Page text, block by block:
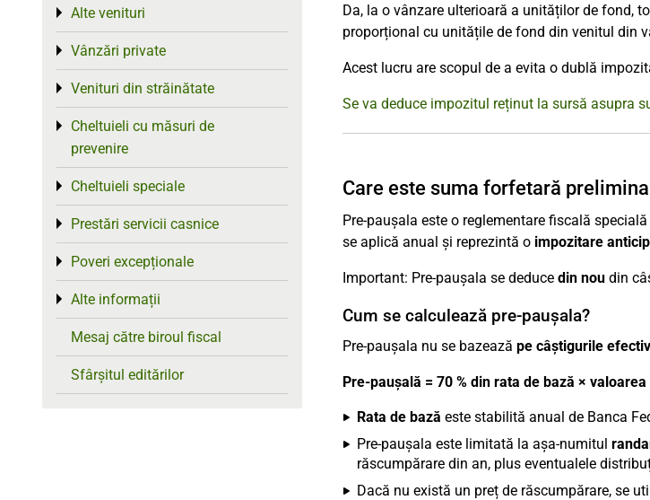
Da, la o vânzare ulterioară a unităților de fond,
proporțional cu unitățile de fond din venitul din
Acest lucru are scopul de a evita o dublă
Se va deduce impozitul reținut la sursă asupra
Care este suma forfetară
Pre-paușala este o reglementare fiscală
se aplică anual și reprezintă o impozitare
Important: Pre-paușala se deduce din nou din
Cum se calculează pre-paușala?
Pre-paușala nu se bazează pe câștigurile
Pre-paușală = 70 % din rata de bază ×
Rata de bază este stabilită anual de Banca
Pre-paușala este limitată la așa-numitul
răscumpărare din an, plus eventualele
Dacă nu există un preț de răscumpărare, se
Alte venituri
Toggle menu
Vânzări private
Toggle menu
Venituri din străinătate
Toggle menu
Cheltuieli cu măsuri de
prevenire
Toggle menu
Cheltuieli speciale
Toggle menu
Prestări servicii casnice
Toggle menu
Poveri excepționale
Toggle menu
Alte informații
Toggle menu
Mesaj către biroul fiscal
Sfârșitul editărilor